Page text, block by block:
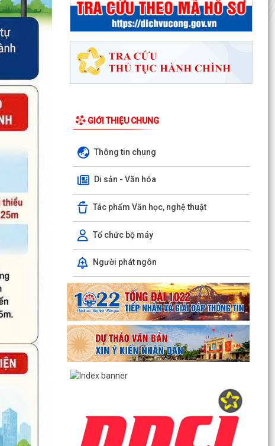
GIỚI THIỆU CHUNG
Thông tin chung
Di sản - Văn hóa
Tác phẩm Văn học, nghệ thuật
Tổ chức bộ máy
Người phát ngôn
Hộ dân phường Hải An tự nguyện hiến 131,2 m²
đất phục vụ mở rộng tuyến đường trước cửa
trường THPT...
Các ngày lễ, ngày kỷ niệm nổi bật trong tháng 8